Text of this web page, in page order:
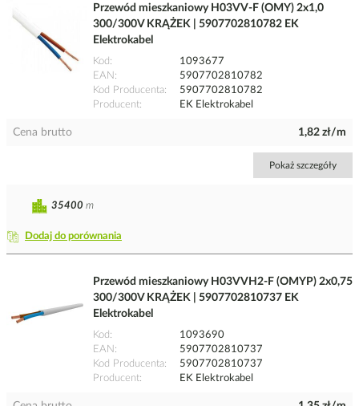
Przewód mieszkaniowy H03VV-F (OMY) 2x1,0
300/300V KRĄŻEK | 5907702810782 EK
Elektrokabel
Kod
1093677
EAN
5907702810782
Kod Producenta
5907702810782
Producent
EK Elektrokabel
Cena brutto 1,82 zł/m
Pokaż szczegóły
Dodaj do porównania
35400 m
Przewód mieszkaniowy H03VVH2-F (OMYP) 2x0,75
300/300V KRĄŻEK | 5907702810737 EK
Elektrokabel
Kod
1093690
EAN
5907702810737
Kod Producenta
5907702810737
Producent
EK Elektrokabel